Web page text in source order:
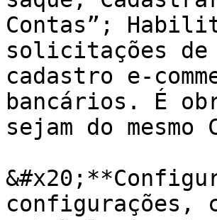
Contas”;
solicitações de
cadastro e-
bancários. É
sejam do
configurações,